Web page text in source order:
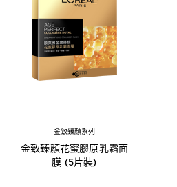
金致臻顏系列
金致臻顏花蜜膠原乳霜面
膜 (5片裝)